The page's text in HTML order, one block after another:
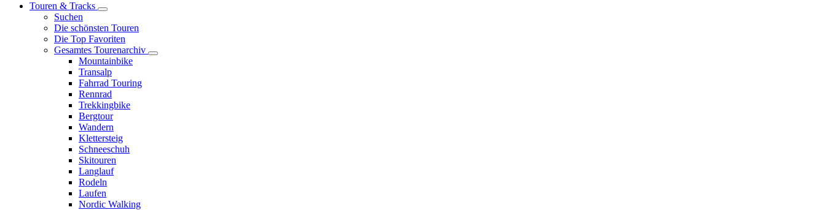
Touren & Tracks
Suchen
Die schönsten Touren
Die Top Favoriten
Gesamtes Tourenarchiv
Mountainbike
Transalp
Fahrrad Touring
Rennrad
Trekkingbike
Bergtour
Wandern
Klettersteig
Schneeschuh
Skitouren
Langlauf
Rodeln
Laufen
Nordic Walking